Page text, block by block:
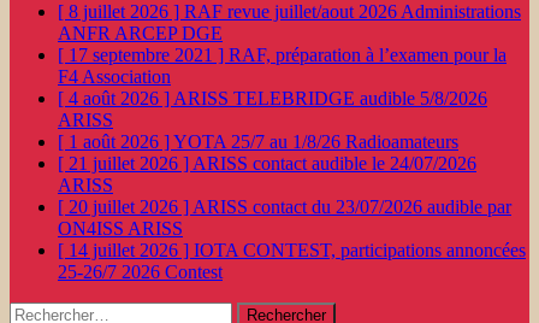
[ 8 juillet 2026 ] RAF revue juillet/aout 2026 Administrations
ANFR ARCEP DGE
[ 17 septembre 2021 ] RAF, préparation à l’examen pour la
F4 Association
[ 4 août 2026 ] ARISS TELEBRIDGE audible 5/8/2026
ARISS
[ 1 août 2026 ]YOTA 25/7 au 1/8/26 Radioamateurs
[ 21 juillet 2026 ] ARISS contact audible le 24/07/2026
ARISS
[ 20 juillet 2026 ] ARISS contact du 23/07/2026 audible par
ON4ISS ARISS
[ 14 juillet 2026 ] IOTA CONTEST, participations annoncées
25-26/7 2026 Contest
Rechercher :